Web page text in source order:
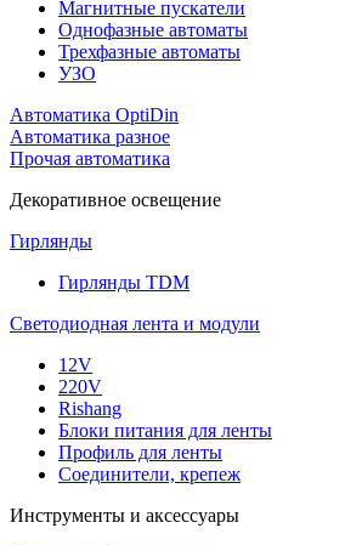
Магнитные пускатели
Однофазные автоматы
Трехфазные автоматы
УЗО
Автоматика OptiDin
Автоматика разное
Прочая автоматика
Декоративное освещение
Гирлянды
Гирлянды TDM
Светодиодная лента и модули
12V
220V
Rishang
Блоки питания для ленты
Профиль для ленты
Соединители, крепеж
Инструменты и аксессуары